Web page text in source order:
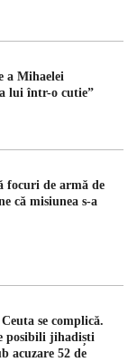
a Mihaelei
lui într-o cutie”
focuri de armă de
că misiunea s-a
se complică.
posibili jihadiști
acuzare 52 de